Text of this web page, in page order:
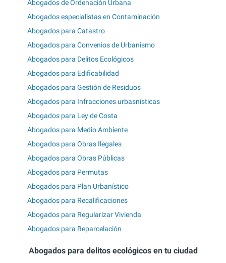
Abogados de Ordenación Urbana
Abogados especialistas en Contaminación
Abogados para Catastro
Abogados para Convenios de Urbanismo
Abogados para Delitos Ecológicos
Abogados para Edificabilidad
Abogados para Gestión de Residuos
Abogados para Infracciones urbasnísticas
Abogados para Ley de Costa
Abogados para Medio Ambiente
Abogados para Obras Ilegales
Abogados para Obras Públicas
Abogados para Permutas
Abogados para Plan Urbanístico
Abogados para Recalificaciones
Abogados para Regularizar Vivienda
Abogados para Reparcelación
Abogados para delitos ecológicos en tu ciudad